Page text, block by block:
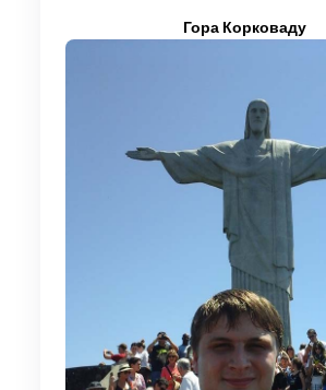
Гора Корковаду